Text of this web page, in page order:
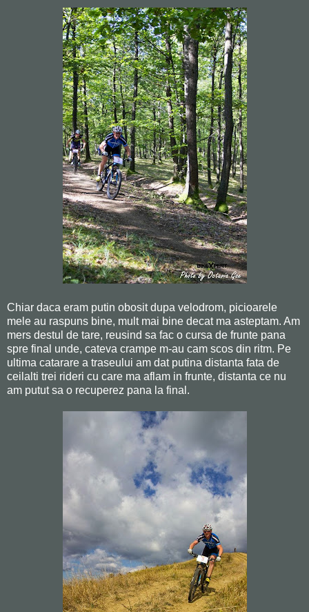
Chiar daca eram putin obosit dupa velodrom, picioarele
mele au raspuns bine, mult mai bine decat ma asteptam. Am
mers destul de tare, reusind sa fac o cursa de frunte pana
spre final unde, cateva crampe m-au cam scos din ritm. Pe
ultima catarare a traseului am dat putina distanta fata de
ceilalti trei rideri cu care ma aflam in frunte, distanta ce nu
am putut sa o recuperez pana la final.